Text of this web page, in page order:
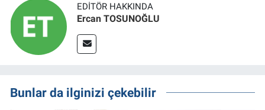
EDITÖR HAKKINDA
Ercan TOSUNOĞLU
Bunlar da ilginizi çekebilir